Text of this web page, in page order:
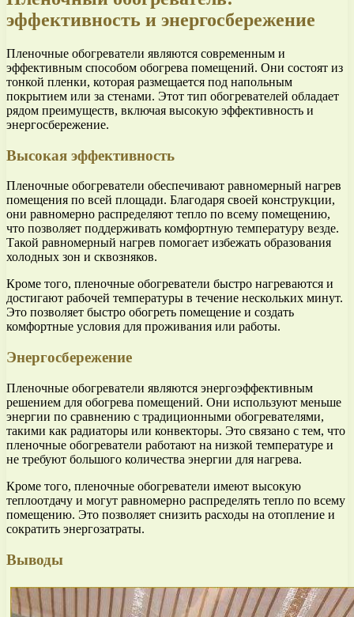
эффективность и энергосбережение
Пленочные обогреватели являются современным и
эффективным способом обогрева помещений. Они состоят из
тонкой пленки, которая размещается под напольным
покрытием или за стенами. Этот тип обогревателей обладает
рядом преимуществ, включая высокую эффективность и
энергосбережение.
Высокая эффективность
Пленочные обогреватели обеспечивают равномерный нагрев
помещения по всей площади. Благодаря своей конструкции,
они равномерно распределяют тепло по всему помещению,
что позволяет поддерживать комфортную температуру везде.
Такой равномерный нагрев помогает избежать образования
холодных зон и сквозняков.
Кроме того, пленочные обогреватели быстро нагреваются и
достигают рабочей температуры в течение нескольких минут.
Это позволяет быстро обогреть помещение и создать
комфортные условия для проживания или работы.
Энергосбережение
Пленочные обогреватели являются энергоэффективным
решением для обогрева помещений. Они используют меньше
энергии по сравнению с традиционными обогревателями,
такими как радиаторы или конвекторы. Это связано с тем, что
пленочные обогреватели работают на низкой температуре и
не требуют большого количества энергии для нагрева.
Кроме того, пленочные обогреватели имеют высокую
теплоотдачу и могут равномерно распределять тепло по всему
помещению. Это позволяет снизить расходы на отопление и
сократить энергозатраты.
Выводы